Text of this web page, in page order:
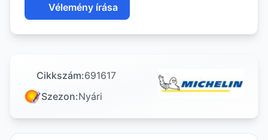
Vélemény írása
Cikkszám:691617
Szezon:Nyári